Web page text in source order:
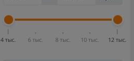
4 тыс. 6 тыс. 8 тыс. 10 тыс. 12 тыс.